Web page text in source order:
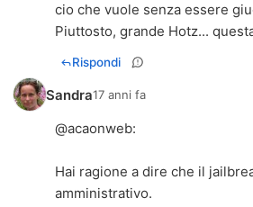
cio che vuole senza essere
Piuttosto, grande Hotz...
Rispondi
Sandra17 anni fa
@acaonweb:
Hai ragione a dire che il
amministrativo.